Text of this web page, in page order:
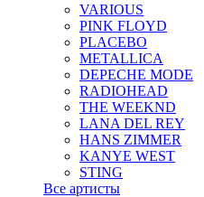
VARIOUS
PINK FLOYD
PLACEBO
METALLICA
DEPECHE MODE
RADIOHEAD
THE WEEKND
LANA DEL REY
HANS ZIMMER
KANYE WEST
STING
Все артисты